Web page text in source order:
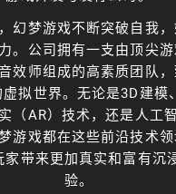
幻梦游戏不断突破自我
。公司拥有一支由顶尖
效师组成的高素质团队
拟世界。无论是3D建模
（AR）技术，还是人工
游戏都在这些前沿技术
家带来更加真实和富有沉
验。